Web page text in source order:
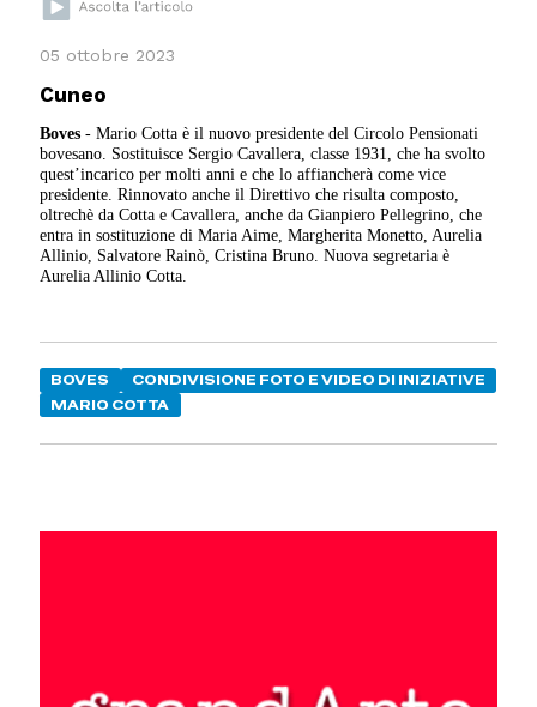
05 ottobre 2023
Cuneo
Boves - Mario Cotta è il nuovo presidente del Circolo Pensionati
bovesano. Sostituisce Sergio Cavallera, classe 1931, che ha svolto
quest’incarico per molti anni e che lo affiancherà come vice
presidente. Rinnovato anche il Direttivo che risulta composto,
oltrechè da Cotta e Cavallera, anche da Gianpiero Pellegrino, che
entra in sostituzione di Maria Aime, Margherita Monetto, Aurelia
Allinio, Salvatore Rainò, Cristina Bruno. Nuova segretaria è
Aurelia Allinio Cotta.
BOVES
CONDIVISIONE FOTO E VIDEO DI INIZIATIVE
MARIO COTTA